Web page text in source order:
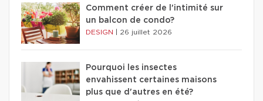
Comment créer de l'intimité sur
un balcon de condo?
DESIGN 26 juillet 2026
Pourquoi les insectes
envahissent certaines maisons
plus que d'autres en été?